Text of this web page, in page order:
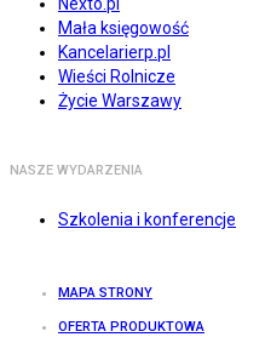
Mała księgowość
Kancelarierp.pl
Wieści Rolnicze
Życie Warszawy
NASZE WYDARZENIA
Szkolenia i konferencje
MAPA STRONY
OFERTA PRODUKTOWA